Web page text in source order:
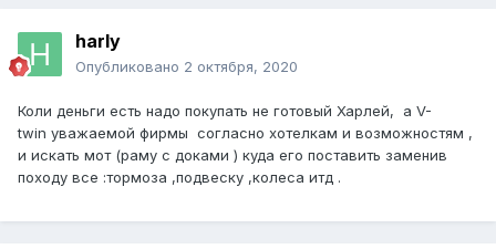
harly
Опубликовано 2 октября, 2020
Коли деньги есть надо покупать не готовый Харлей, а V-
twin уважаемой фирмы согласно хотелкам и возможностям ,
и искать мот (раму с доками ) куда его поставить заменив
походу все :тормоза ,подвеску ,колеса итд .